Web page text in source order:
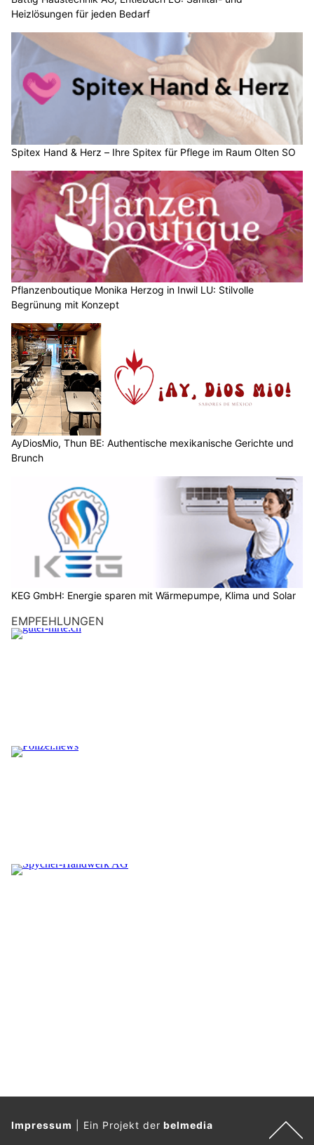
Heizlösungen für jeden Bedarf
Spitex Hand & Herz – Ihre Spitex für Pflege im Raum Olten SO
Pflanzenboutique Monika Herzog in Inwil LU: Stilvolle
Begrünung mit Konzept
AyDiosMio, Thun BE: Authentische mexikanische Gerichte und
Brunch
KEG GmbH: Energie sparen mit Wärmepumpe, Klima und Solar
EMPFEHLUNGEN
Impressum Ein Projekt derbelmedia